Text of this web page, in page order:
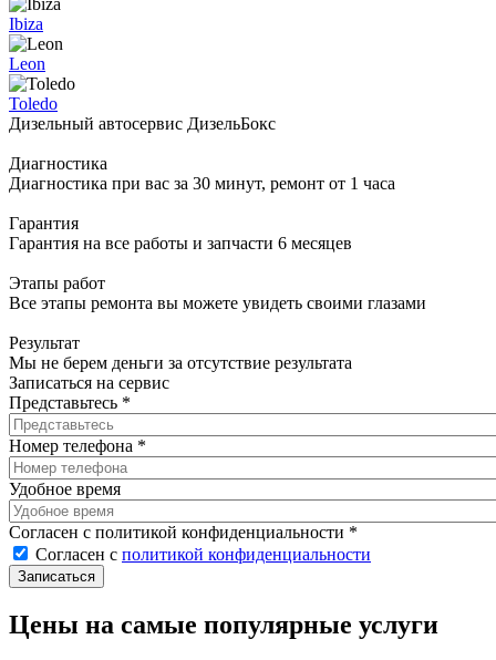
Ibiza
Leon
Toledo
Дизельный автосервис ДизельБокс
Диагностика
Диагностика при вас за 30 минут, ремонт от 1 часа
Гарантия
Гарантия на все работы и запчасти 6 месяцев
Этапы работ
Все этапы ремонта вы можете увидеть своими глазами
Результат
Мы не берем деньги за отсутствие результата
Записаться на сервис
Представьтесь *
Номер телефона *
Удобное время
Согласен с политикой конфиденциальности *
Согласен с политикой конфиденциальности
Цены на самые популярные услуги